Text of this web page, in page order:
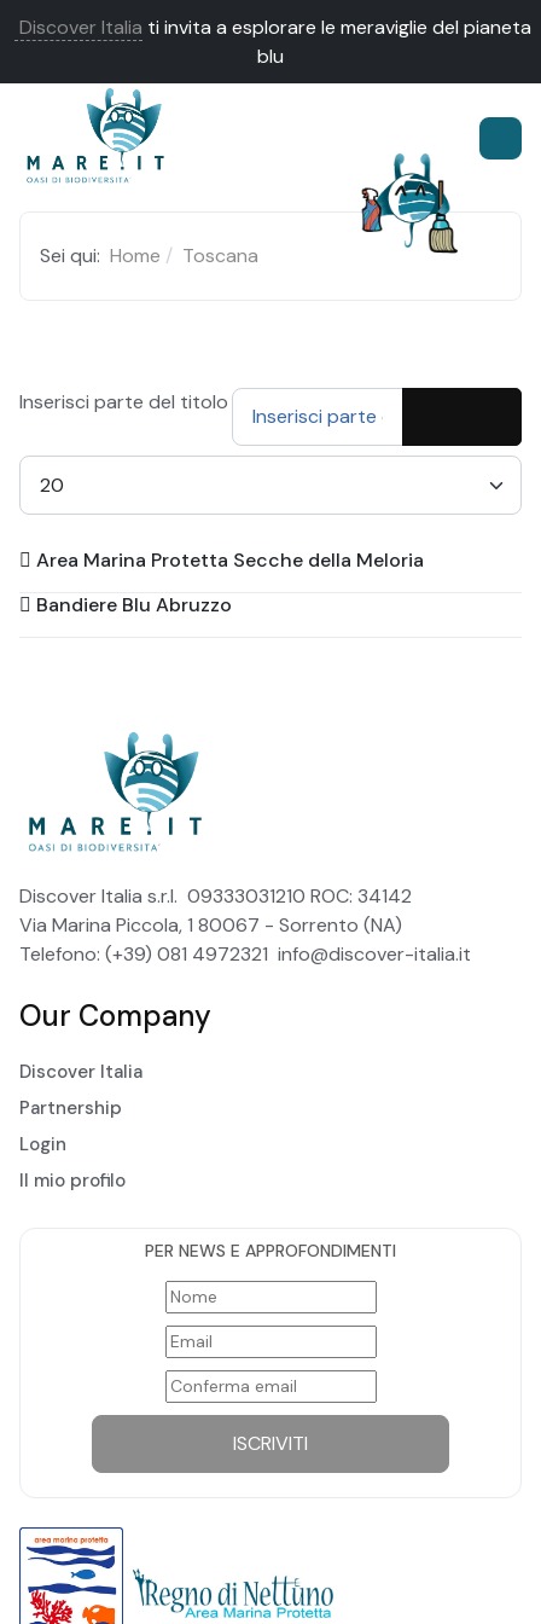
Discover Italia ti invita a esplorare le meraviglie del pianeta
blu
Sei qui: Home Toscana
Inserisci parte del titolo
Visualizza #
Area Marina Protetta Secche della Meloria
Bandiere Blu Abruzzo
Discover Italia s.r.l. 09333031210 ROC: 34142
Via Marina Piccola, 1 80067 - Sorrento (NA)
Telefono: (+39) 081 4972321 info@discover-italia.it
Our Company
Discover Italia
Partnership
Login
Il mio profilo
PER NEWS E APPROFONDIMENTI
ISCRIVITI